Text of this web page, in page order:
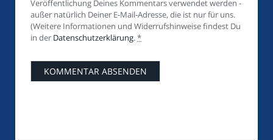
Veröffentlichung Deines Kommentars verwendet werden -
außer natürlich Deiner E-Mail-Adresse, die ist nur für uns.
(Weitere Informationen und Widerrufshinweise findest Du
in der Datenschutzerklärung.*